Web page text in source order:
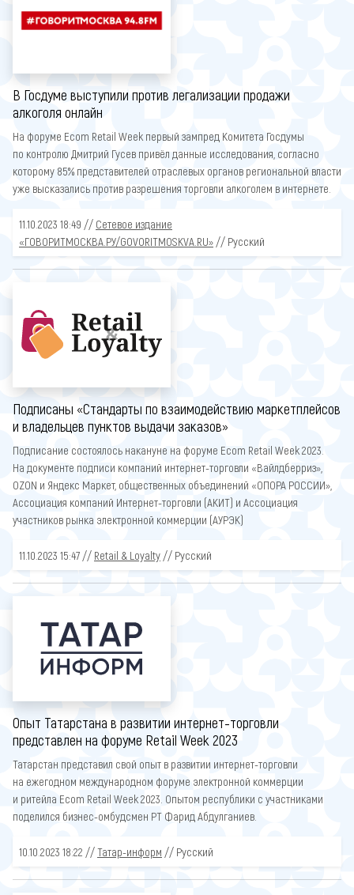
В Госдуме выступили против легализации продажи
алкоголя онлайн
На форуме Ecom Retail Week первый зампред Комитета Госдумы
по контролю Дмитрий Гусев привёл данные исследования, согласно
которому 85% представителей отраслевых органов региональной власти
уже высказались против разрешения торговли алкоголем в интернете.
11.10.2023 18:49 // Сетевое издание
«ГОВОРИТМОСКВА.РУ/GOVORITMOSKVA.RU» // Русский
Подписаны «Стандарты по взаимодействию маркетплейсов
и владельцев пунктов выдачи заказов»
Подписание состоялось накануне на форуме Ecom Retail Week 2023.
На документе подписи компаний интернет-торговли «Вайлдберриз»,
OZON и Яндекс Маркет, общественных объединений «ОПОРА РОССИИ»,
Ассоциация компаний Интернет-торговли (АКИТ) и Ассоциация
участников рынка электронной коммерции (АУРЭК)
11.10.2023 15:47 // Retail & Loyalty // Русский
Опыт Татарстана в развитии интернет-торговли
представлен на форуме Retail Week 2023
Татарстан представил свой опыт в развитии интернет-торговли
на ежегодном международном форуме электронной коммерции
и ритейла Ecom Retail Week 2023. Опытом республики с участниками
поделился бизнес-омбудсмен РТ Фарид Абдулганиев.
10.10.2023 18:22 //Татар-информ // Русский